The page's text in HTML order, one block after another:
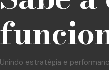
Unindo estratégia e